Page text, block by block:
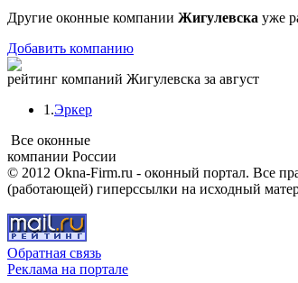
Другие оконные компании Жигулевска уже
Добавить компанию
рейтинг компаний Жигулевска за август
1.Эркер
Все оконные
компании России
© 2012 Okna-Firm.ru - оконный портал. Все
(работающей) гиперссылки на исходный
Обратная связь
Реклама на портале